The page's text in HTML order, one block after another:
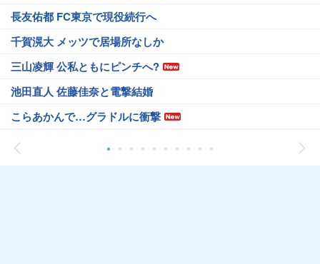
長友佑都 FC東京で現役続行へ
千賀滉大 メッツで居場所なしか
三山凌輝 公私ともにピンチへ?
池田直人 佐藤佳奈と電撃結婚
こらあかんで…グラドルに衝撃